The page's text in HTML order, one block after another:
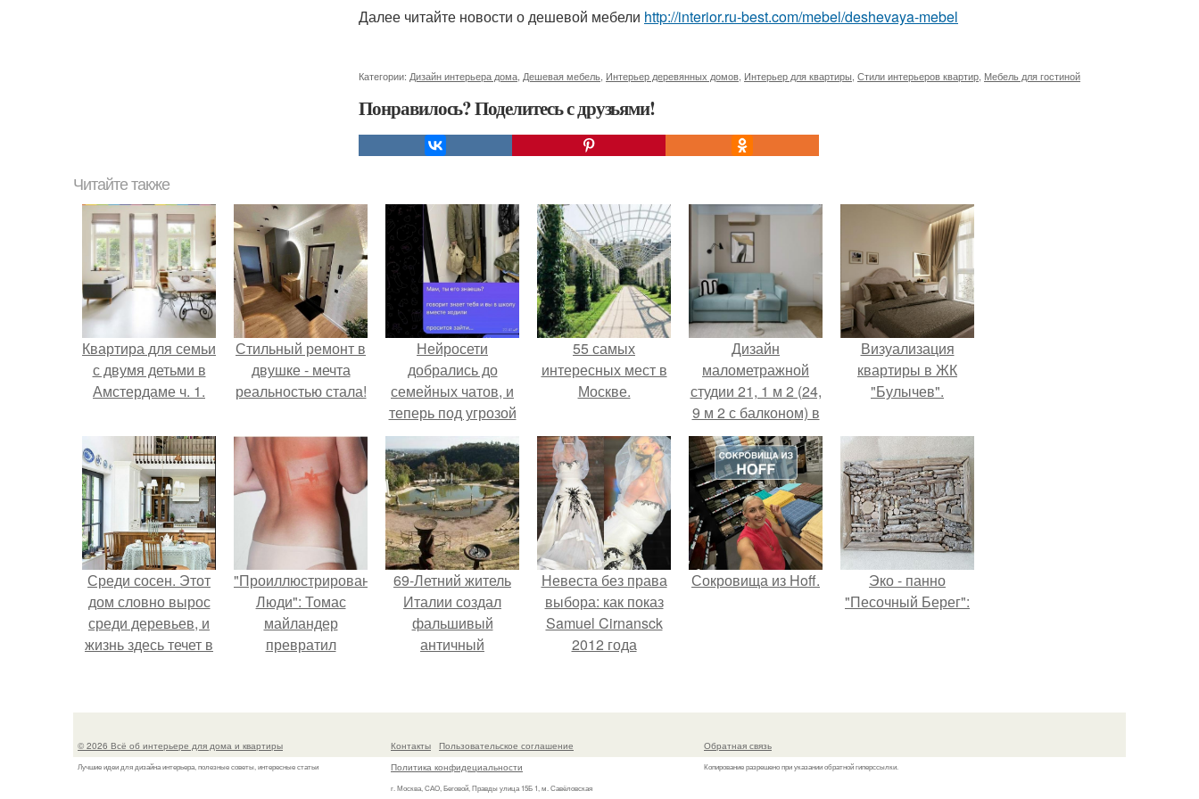
Далее читайте новости о дешевой мебели http://interior.ru-best.com/mebel/deshevaya-mebel
Категории: Дизайн интерьера дома Дешевая мебель Интерьер деревянных домов Интерьер для квартиры Стили интерьеров квартир Мебель для гостиной
Понравилось? Поделитесь с друзьями!
Читайте также
Квартира для семьи
с двумя детьми в
Амстердаме ч. 1.
Стильный ремонт в
двушке - мечта
реальностью стала!
Нейросети
добрались до
семейных чатов, и
теперь под угрозой
мамины нервы.
55 самых
интересных мест в
Москве.
Дизайн
малометражной
студии 21, 1 м 2 (24,
9 м 2 с балконом) в
Краснодаре.
Визуализация
квартиры в ЖК
"Булычев".
Среди сосен. Этот
дом словно вырос
среди деревьев, и
жизнь здесь течет в
спешки и лишнего
"Проиллюстрированные
Люди": Томас
майландер
превратил
69-Летний житель
Италии создал
фальшивый
античный
успешно выдавал
историческое
наследие.
Невеста без права
выбора: как показ
Samuel Cirnansck
2012 года
принуждения.
Сокровища из Hoff.
Эко - панно
"Песочный Берег":
© 2026 Всё об интерьере для дома и квартиры
Лучшие идеи для дизайна интерьера, полезные советы, интересные статьи
Контакты
Пользовательское соглашение
Политика конфидециальности
г. Москва, САО, Беговой, Правды улица 15Б 1, м. Савёловская
Обратная связь
Копирование разрешено при указании обратной гиперссылки.